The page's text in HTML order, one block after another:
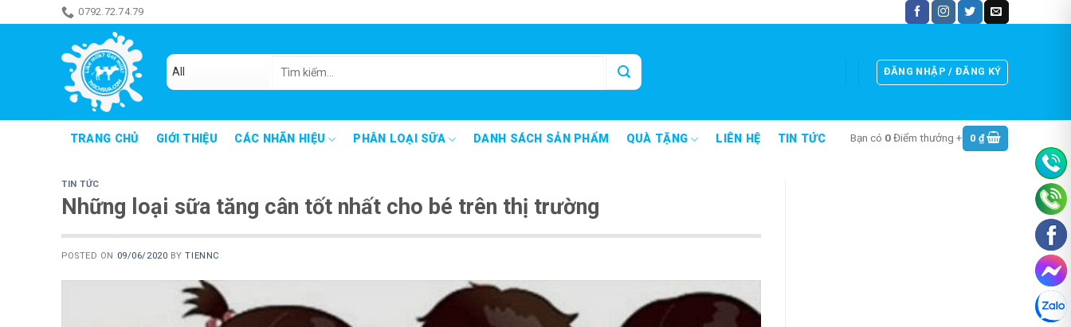
to
0792.72.74.79
kiếm:
ĐĂNG NHẬP / ĐĂNG KÝ
TRANG CHỦ GIỚI THIỆU CÁC NHÃN HIỆU PHÂN LOẠI SỮA DANH SÁCH SẢN PHẨM QUÀ TẶNG LIÊN HỆ TIN TỨC Bạn có 0Điểm thưởng + 0 ₫
TIN TỨC
Những loại sữa tăng cân tốt nhất cho bé trên thị trường
POSTED ON 09/06/2020 BYTIENNC